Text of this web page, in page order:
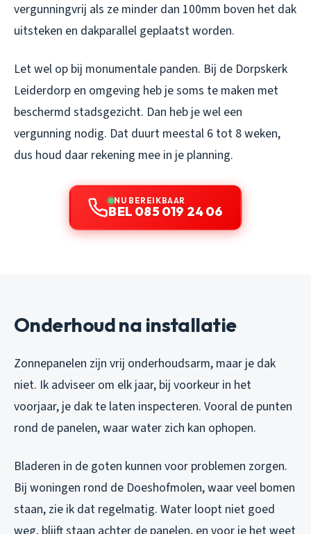
vergunningvrij als ze minder dan 100mm boven het dak
uitsteken en dakparallel geplaatst worden.
Let wel op bij monumentale panden. Bij de Dorpskerk
Leiderdorp en omgeving heb je soms te maken met
beschermd stadsgezicht. Dan heb je wel een
vergunning nodig. Dat duurt meestal 6 tot 8 weken,
dus houd daar rekening mee in je planning.
NU BEREIKBAAR
BEL 085 019 24 06
Onderhoud na installatie
Zonnepanelen zijn vrij onderhoudsarm, maar je dak
niet. Ik adviseer om elk jaar, bij voorkeur in het
voorjaar, je dak te laten inspecteren. Vooral de punten
rond de panelen, waar water zich kan ophopen.
Bladeren in de goten kunnen voor problemen zorgen.
Bij woningen rond de Doeshofmolen, waar veel bomen
staan, zie ik dat regelmatig. Water loopt niet goed